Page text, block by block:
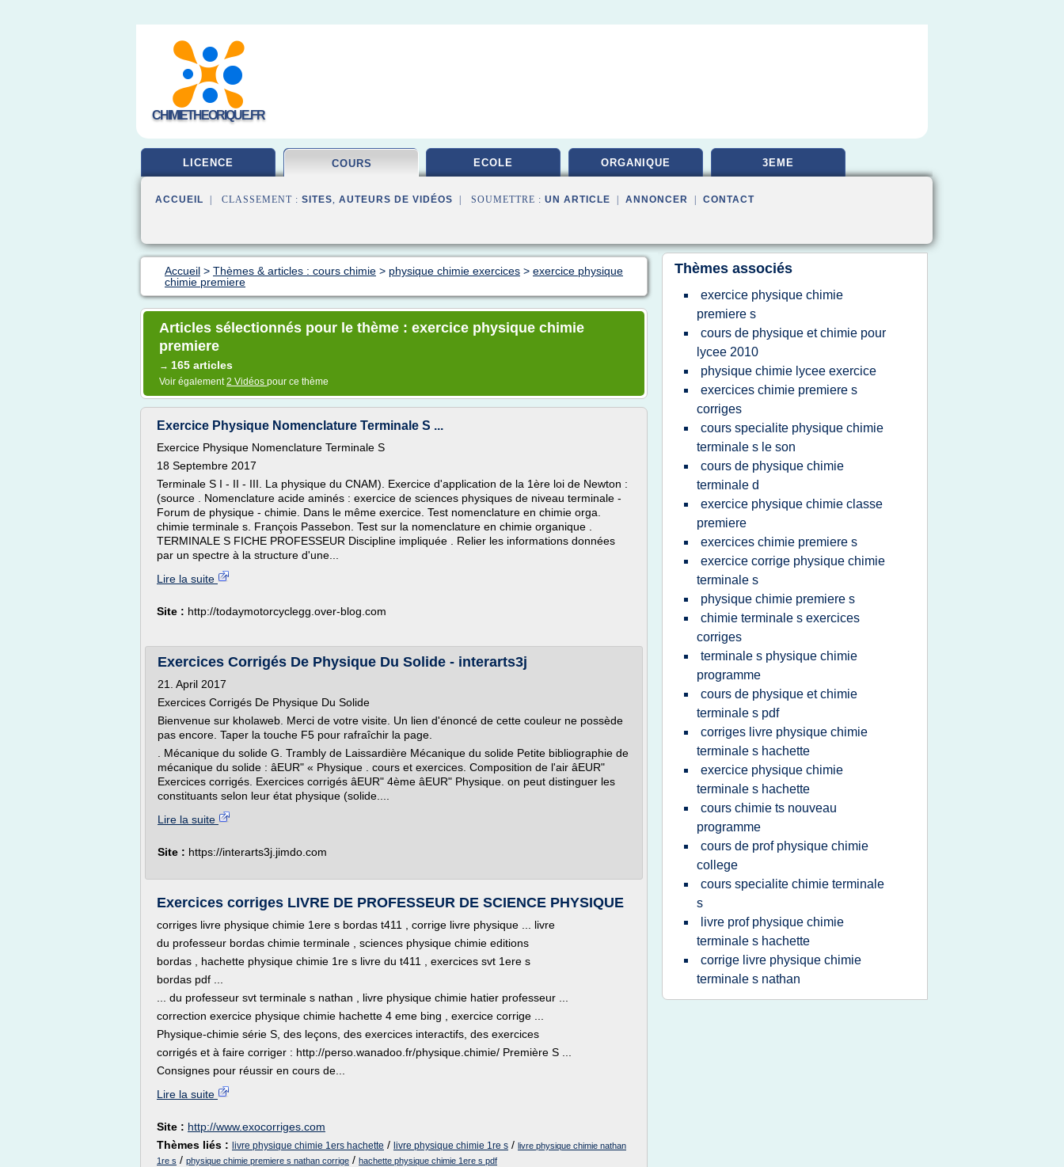
CHIMIETHEORIQUE.FR
LICENCE COURS ECOLE ORGANIQUE 3EME
ACCUEIL | CLASSEMENT : SITES, AUTEURS DE VIDÉOS | SOUMETTRE : UN ARTICLE ANNONCER CONTACT
Accueil > Thèmes & articles : cours chimie > physique chimie exercices > exercice physique
chimie premiere
Articles sélectionnés pour le thème : exercice physique chimie
premiere
→ 165 articles
Voir également2 Vidéos pour ce thème
Exercice Physique Nomenclature Terminale S ...
Exercice Physique Nomenclature Terminale S
18 Septembre 2017
Terminale S I - II - III. La physique du CNAM). Exercice d'application de la 1ère loi de Newton :
(source . Nomenclature acide aminés : exercice de sciences physiques de niveau terminale -
Forum de physique - chimie. Dans le même exercice. Test nomenclature en chimie orga.
chimie terminale s. François Passebon. Test sur la nomenclature en chimie organique .
TERMINALE S FICHE PROFESSEUR Discipline impliquée . Relier les informations données
par un spectre à la structure d'une...
Lire la suite
Site : http://todaymotorcyclegg.over-blog.com
Exercices Corrigés De Physique Du Solide - interarts3j
21. April 2017
Exercices Corrigés De Physique Du Solide
Bienvenue sur kholaweb. Merci de votre visite. Un lien d'énoncé de cette couleur ne possède
pas encore. Taper la touche F5 pour rafraîchir la page.
. Mécanique du solide G. Trambly de Laissardière Mécanique du solide Petite bibliographie de
mécanique du solide : âEUR" « Physique . cours et exercices. Composition de l'air âEUR"
Exercices corrigés. Exercices corrigés âEUR" 4ème âEUR" Physique. on peut distinguer les
constituants selon leur état physique (solide....
Lire la suite
Site : https://interarts3j.jimdo.com
Exercices corriges LIVRE DE PROFESSEUR DE SCIENCE PHYSIQUE
corriges livre physique chimie 1ere s bordas t411 , corrige livre physique ... livre
du professeur bordas chimie terminale , sciences physique chimie editions
bordas , hachette physique chimie 1re s livre du t411 , exercices svt 1ere s
bordas pdf ...
... du professeur svt terminale s nathan , livre physique chimie hatier professeur ...
correction exercice physique chimie hachette 4 eme bing , exercice corrige ...
Physique-chimie série S, des leçons, des exercices interactifs, des exercices
corrigés et à faire corriger : http://perso.wanadoo.fr/physique.chimie/ Première S ...
Consignes pour réussir en cours de...
Lire la suite
Site : http://www.exocorriges.com
Thèmes liés : livre physique chimie 1ers hachette / livre physique chimie 1re s / livre physique chimie nathan
1re s / physique chimie premiere s nathan corrige / hachette physique chimie 1ere s pdf
Thèmes associés
exercice physique chimie
premiere s
cours de physique et chimie pour
lycee 2010
physique chimie lycee exercice
exercices chimie premiere s
corriges
cours specialite physique chimie
terminale s le son
cours de physique chimie
terminale d
exercice physique chimie classe
premiere
exercices chimie premiere s
exercice corrige physique chimie
terminale s
physique chimie premiere s
chimie terminale s exercices
corriges
terminale s physique chimie
programme
cours de physique et chimie
terminale s pdf
corriges livre physique chimie
terminale s hachette
exercice physique chimie
terminale s hachette
cours chimie ts nouveau
programme
cours de prof physique chimie
college
cours specialite chimie terminale
s
livre prof physique chimie
terminale s hachette
corrige livre physique chimie
terminale s nathan